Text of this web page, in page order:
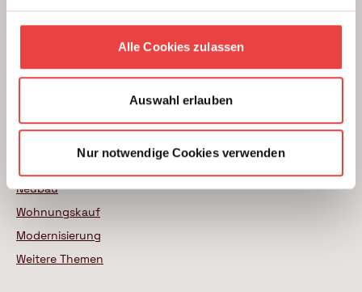
Alle Cookies zulassen
Auswahl erlauben
Nur notwendige Cookies verwenden
Kauf einer Eigentumswohnung
Modernisierung von Bestandsimmobilien
Themenratgeber
Neubau
Wohnungskauf
Modernisierung
Weitere Themen